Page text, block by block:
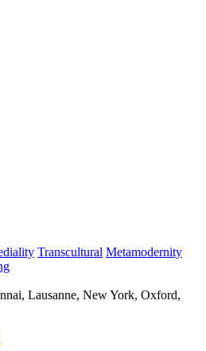
Transcultural Metamodernity
Lausanne, New York, Oxford,